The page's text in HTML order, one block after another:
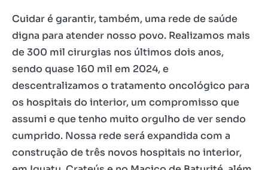
Cuidar é garantir, também, uma rede de saúde
digna para atender nosso povo. Realizamos mais
de 300 mil cirurgias nos últimos dois anos,
sendo quase 160 mil em 2024, e
descentralizamos o tratamento oncológico para
os hospitais do interior, um compromisso que
assumi e que tenho muito orgulho de ver sendo
cumprido. Nossa rede será expandida com a
construção de três novos hospitais no interior,